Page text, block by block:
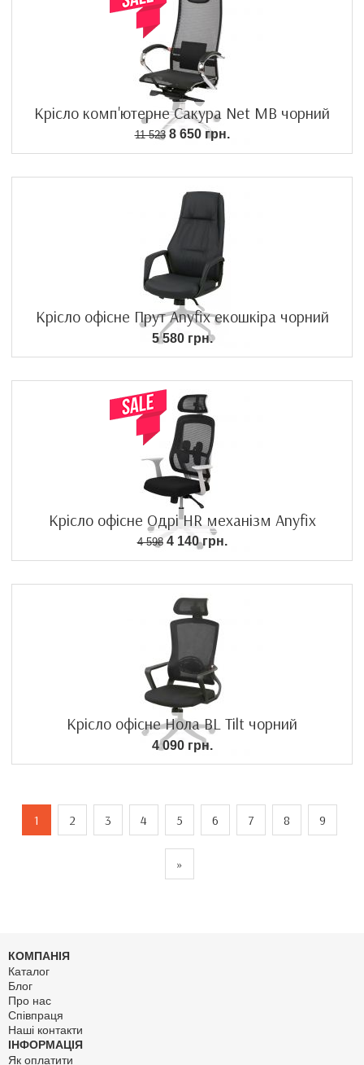
Крісло комп'ютерне Сакура Net MB чорний
11 5238 650 грн.
Крісло офісне Прут Anyfix екошкіра чорний
5 580 грн.
Крісло офісне Одрі HR механізм Anyfix
4 5984 140 грн.
Крісло офісне Нола BL Tilt чорний
4 090 грн.
1 2 3 4 5 6 7 8 9
»
КОМПАНІЯ
Каталог
Блог
Про нас
Співпраця
Наші контакти
ІНФОРМАЦІЯ
Як оплатити